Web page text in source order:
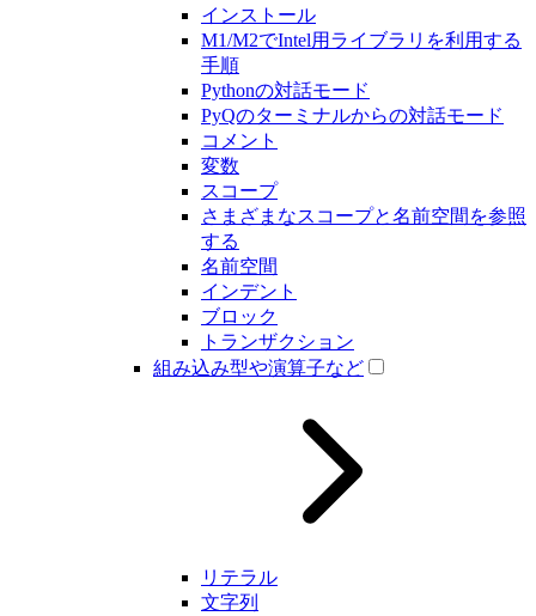
インストール
M1/M2でIntel用ライブラリを利用する
手順
Pythonの対話モード
PyQのターミナルからの対話モード
コメント
変数
スコープ
さまざまなスコープと名前空間を参照
する
名前空間
インデント
ブロック
トランザクション
組み込み型や演算子など
リテラル
文字列